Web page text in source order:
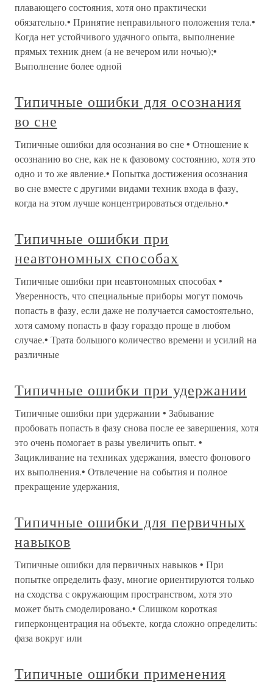
плавающего состояния, хотя оно практически
обязательно.• Принятие неправильного положения тела.•
Когда нет устойчивого удачного опыта, выполнение
прямых техник днем (а не вечером или ночью);•
Выполнение более одной
Типичные ошибки для осознания
во сне
Типичные ошибки для осознания во сне • Отношение к
осознанию во сне, как не к фазовому состоянию, хотя это
одно и то же явление.• Попытка достижения осознания
во сне вместе с другими видами техник входа в фазу,
когда на этом лучше концентрироваться отдельно.•
Типичные ошибки при
неавтономных способах
Типичные ошибки при неавтономных способах •
Уверенность, что специальные приборы могут помочь
попасть в фазу, если даже не получается самостоятельно,
хотя самому попасть в фазу гораздо проще в любом
случае.• Трата большого количество времени и усилий на
различные
Типичные ошибки при удержании
Типичные ошибки при удержании • Забывание
пробовать попасть в фазу снова после ее завершения, хотя
это очень помогает в разы увеличить опыт. •
Зацикливание на техниках удержания, вместо фонового
их выполнения.• Отвлечение на события и полное
прекращение удержания,
Типичные ошибки для первичных
навыков
Типичные ошибки для первичных навыков • При
попытке определить фазу, многие ориентируются только
на сходства с окружающим пространством, хотя это
может быть смоделировано.• Слишком короткая
гиперконцентрация на объекте, когда сложно определить:
фаза вокруг или
Типичные ошибки применения